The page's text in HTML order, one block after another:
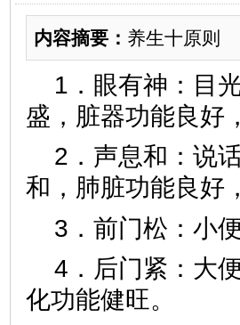
内容摘要： 养生十原则
1．眼有神：目
盛，脏器功能良好
2．声息和：说
和，肺脏功能良好
3．前门松：小便
4．后门紧：大
化功能健旺。